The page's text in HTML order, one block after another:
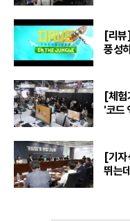
[리뷰
풍성
[체험
'코드
[기자
뛰는